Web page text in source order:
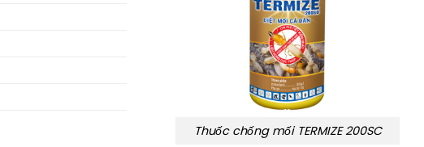
Thuốc chống mối TERMIZE 200SC